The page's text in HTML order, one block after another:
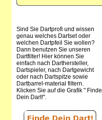
Sind Sie Dartprofi und wissen
genau welches Dartset oder
welchen Dartpfeil Sie wollen?
Dann benutzen Sie unseren
Dartfilter! Hier können Sie
einfach nach Darthersteller,
Dartspieler, nach Dartgewicht
oder nach Dartspitze sowie
Dartbarrel-material filtern.
Klicken Sie auf die Grafik " Finde
Dein Dart!".